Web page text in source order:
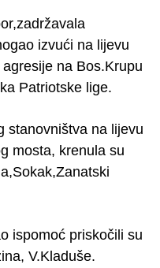
izvući na lijevu
na Bos.Krupu
Patriotske lige.
stanovništva na lijevu
mosta, krenula su
ispomoć priskočili su
V.Kladuše.